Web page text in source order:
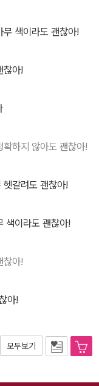
색이라도 괜찮아!
찮아!
하지 않아도 괜찮아!
갈려도 괜찮아!
색이라도 괜찮아!
찮아!
아!
모두보기